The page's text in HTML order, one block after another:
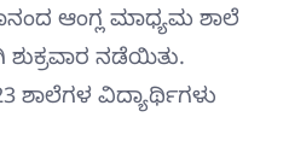
ಆಂಗ್ಲ ಮಾಧ್ಯಮ ಶಾಲೆ
ನಡೆಯಿತು.
ಶಾಲೆಗಳ ವಿದ್ಯಾರ್ಥಿಗಳು